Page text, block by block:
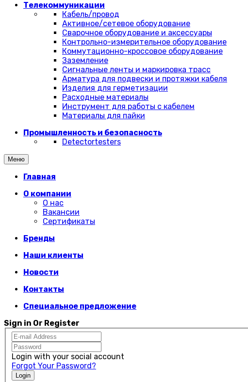
Телекоммуникации
Кабель/провод
Активное/сетевое оборудование
Сварочное оборудование и аксессуары
Контрольно-измерительное оборудование
Коммутационно-кроссовое оборудование
Заземление
Сигнальные ленты и маркировка трасс
Арматура для подвески и протяжки кабеля
Изделия для герметизации
Расходные материалы
Инструмент для работы с кабелем
Материалы для пайки
Промышленность и безопасность
Detectortesters
Меню
Главная
О компании
О нас
Вакансии
Сертификаты
Бренды
Наши клиенты
Новости
Контакты
Специальное предложение
Sign in Or Register
Login with your social account
Forgot Your Password?
Login